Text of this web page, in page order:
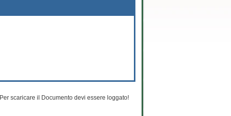
Per scaricare il Documento devi essere loggato!